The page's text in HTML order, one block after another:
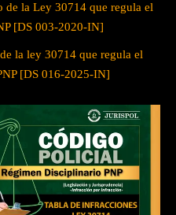
la Ley 30714 que regula el
[DS 003-2020-IN]
la ley 30714 que regula el
[DS 016-2025-IN]